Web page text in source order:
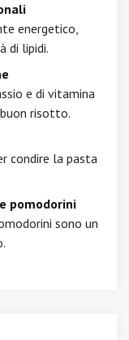
energetico,
di lipidi.
e di vitamina
risotto.
condire la pasta
pomodorini
sono un